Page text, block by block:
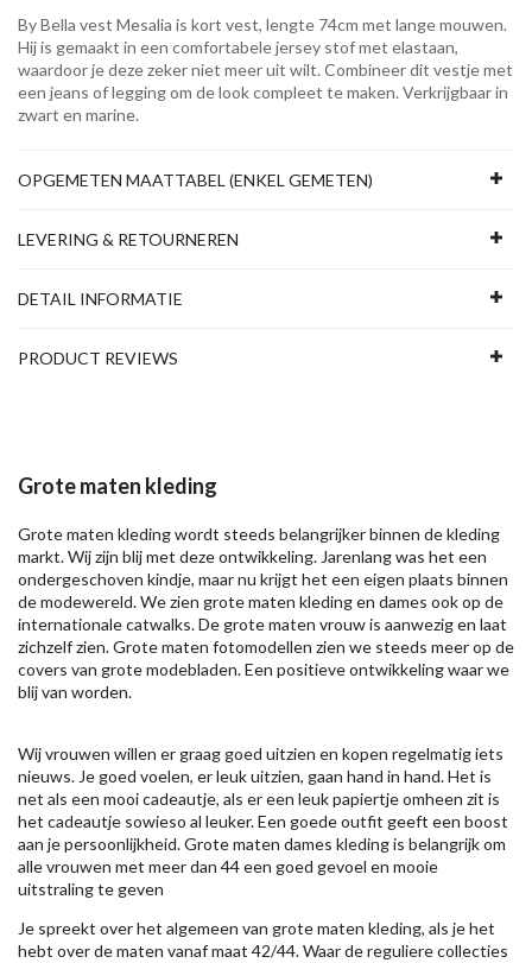
By Bella vest Mesalia is kort vest, lengte 74cm met lange mouwen.
Hij is gemaakt in een comfortabele jersey stof met elastaan,
waardoor je deze zeker niet meer uit wilt. Combineer dit vestje met
een jeans of legging om de look compleet te maken. Verkrijgbaar in
zwart en marine.
OPGEMETEN MAATTABEL (ENKEL GEMETEN)
LEVERING & RETOURNEREN
DETAIL INFORMATIE
PRODUCT REVIEWS
Grote maten kleding
Grote maten kleding wordt steeds belangrijker binnen de kleding
markt. Wij zijn blij met deze ontwikkeling. Jarenlang was het een
ondergeschoven kindje, maar nu krijgt het een eigen plaats binnen
de modewereld. We zien grote maten kleding en dames ook op de
internationale catwalks. De grote maten vrouw is aanwezig en laat
zichzelf zien. Grote maten fotomodellen zien we steeds meer op de
covers van grote modebladen. Een positieve ontwikkeling waar we
blij van worden.
Wij vrouwen willen er graag goed uitzien en kopen regelmatig iets
nieuws. Je goed voelen, er leuk uitzien, gaan hand in hand. Het is
net als een mooi cadeautje, als er een leuk papiertje omheen zit is
het cadeautje sowieso al leuker. Een goede outfit geeft een boost
aan je persoonlijkheid. Grote maten dames kleding is belangrijk om
alle vrouwen met meer dan 44 een goed gevoel en mooie
uitstraling te geven
Je spreekt over het algemeen van grote maten kleding, als je het
hebt over de maten vanaf maat 42/44. Waar de reguliere collecties